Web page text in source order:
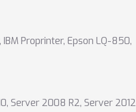
IBM Proprinter, Epson LQ-850,
, Server 2008 R2, Server 2012